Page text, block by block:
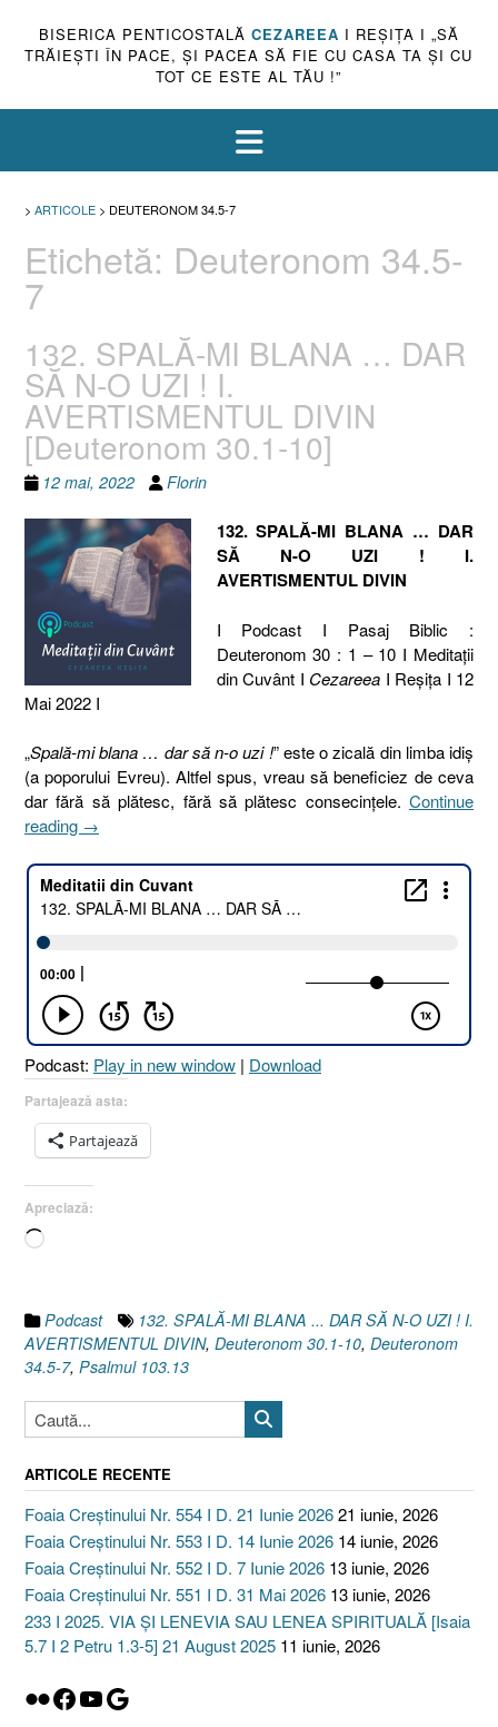
BISERICA PENTICOSTALĂ CEZAREEA I REŞIŢA I „SĂ
TRĂIEŞTI ÎN PACE, ŞI PACEA SĂ FIE CU CASA TA ŞI CU
TOT CE ESTE AL TĂU !”
> ARTICOLE > DEUTERONOM 34.5-7
Etichetă: Deuteronom 34.5-
7
132. SPALĂ-MI BLANA … DAR
SĂ N-O UZI ! I.
AVERTISMENTUL DIVIN
[Deuteronom 30.1-10]
12 mai, 2022 Florin
132. SPALĂ-MI BLANA … DAR
SĂ N-O UZI ! I.
AVERTISMENTUL DIVIN
I Podcast I Pasaj Biblic :
Deuteronom 30 : 1 – 10 I Meditaţii
din Cuvânt I Cezareea I Reşiţa I 12
Mai 2022 I
„Spală-mi blana … dar să n-o uzi !” este o zicală din limba idiş
(a poporului Evreu). Altfel spus, vreau să beneficiez de ceva
dar fără să plătesc, fără să plătesc consecinţele. Continue
reading „132.
MI
BLANA
…
SĂ
O
UZI
!
I.
AVERTISMENTUL
DIVIN
30.1-
10]”
→
Podcast: Play in new window | Download
Partajează asta:
Partajează
Apreciază:
Încarc...
Podcast
132. SPALĂ-MI BLANA ... DAR SĂ N-O UZI ! I.
AVERTISMENTUL DIVIN, Deuteronom 30.1-10, Deuteronom
34.5-7, Psalmul 103.13
ARTICOLE RECENTE
Foaia Creștinului Nr. 554 I D. 21 Iunie 202621 iunie, 2026
Foaia Creștinului Nr. 553 I D. 14 Iunie 2026 14 iunie, 2026
Foaia Creștinului Nr. 552 I D. 7 Iunie 2026 13 iunie, 2026
Foaia Creștinului Nr. 551 I D. 31 Mai 2026 13 iunie, 2026
233 I 2025. VIA ȘI LENEVIA SAU LENEA SPIRITUALĂ [Isaia
5.7 I 2 Petru 1.3-5] 21 August 2025 11 iunie, 2026
Flickr
Facebook
YouTube
Google